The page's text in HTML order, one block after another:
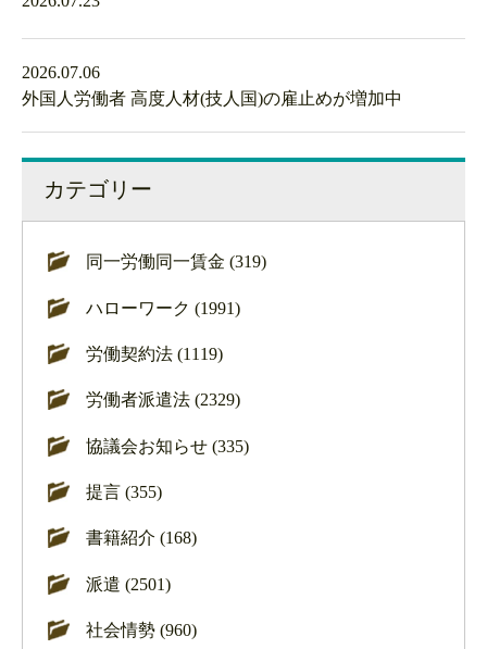
2026.07.06
外国人労働者 高度人材(技人国)の雇止めが増加中
カテゴリー
同一労働同一賃金 (319)
ハローワーク (1991)
労働契約法 (1119)
労働者派遣法 (2329)
協議会お知らせ (335)
提言 (355)
書籍紹介 (168)
派遣 (2501)
社会情勢 (960)